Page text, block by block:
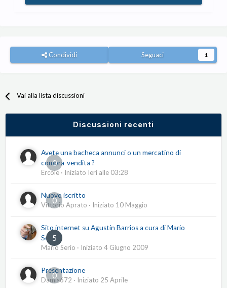
Condividi Seguaci 1
Vai alla lista discussioni
Discussioni recenti
0
Avete una bacheca annunci o un mercatino di
compra-vendita ?
Ercole · Iniziato Ieri alle 03:28
0
Nuovo iscritto
Vittorio Aprato · Iniziato 10 Maggio
5
Sito internet su Agustín Barrios a cura di Mario
Serio
Mario Serio · Iniziato 4 Giugno 2009
0
Presentazione
Damis672 · Iniziato 25 Aprile